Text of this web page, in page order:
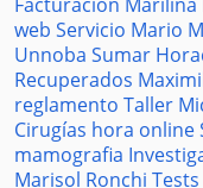
web Servicio Mario
Unnoba Sumar
Recuperados
reglamento Taller
Cirugías hora online
mamografia
Marisol Ronchi Tests